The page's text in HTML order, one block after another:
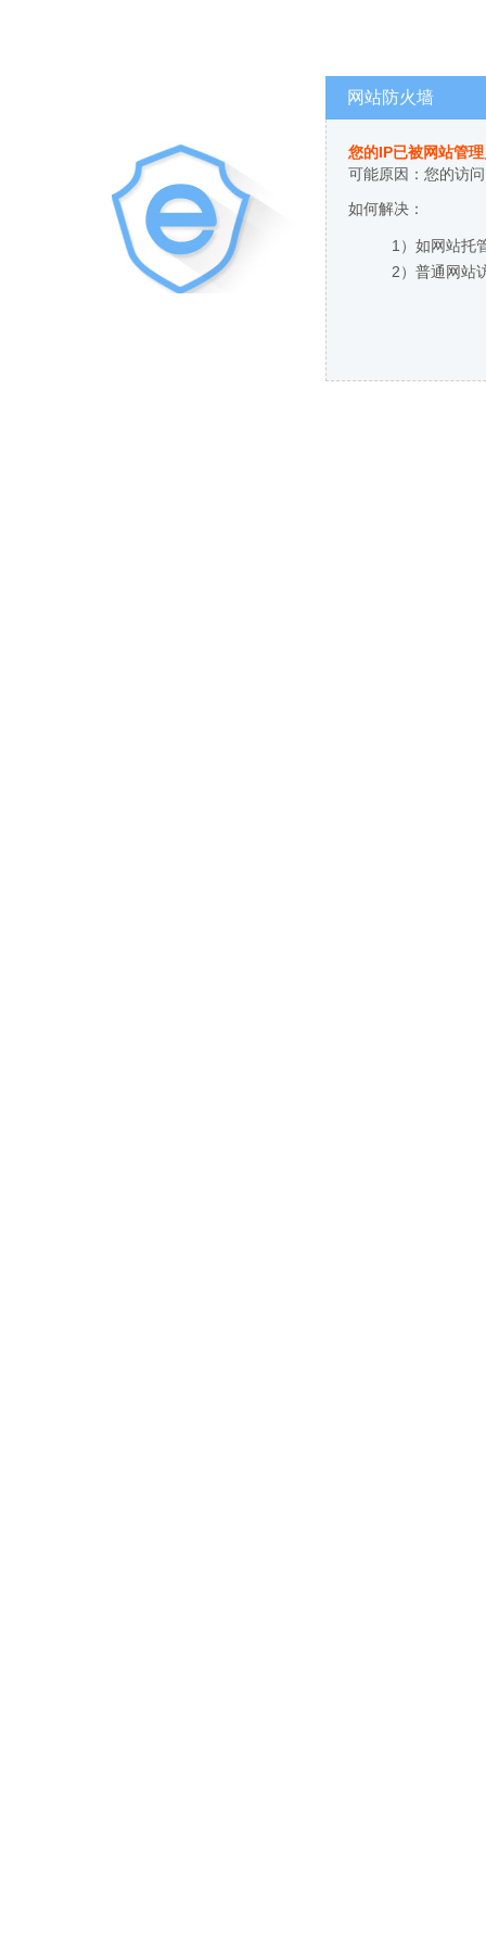
网站防火墙
您的IP已被网站管
可能原因：您的访
如何解决：
1）如网站托
2）普通网站